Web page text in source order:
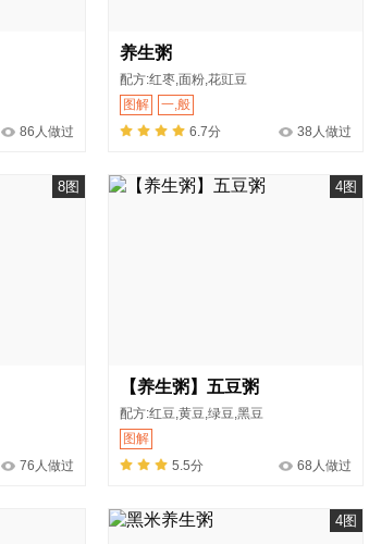
86人做过
养生粥
配方:红枣,面粉,花豇豆
图解
一,般
6.7分
38人做过
8图
76人做过
4图
【养生粥】五豆粥
配方:红豆,黄豆,绿豆,黑豆
图解
5.5分
68人做过
4图